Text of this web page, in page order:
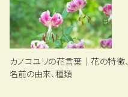
カノコユリの花言葉｜花の特徴、
名前の由来、種類